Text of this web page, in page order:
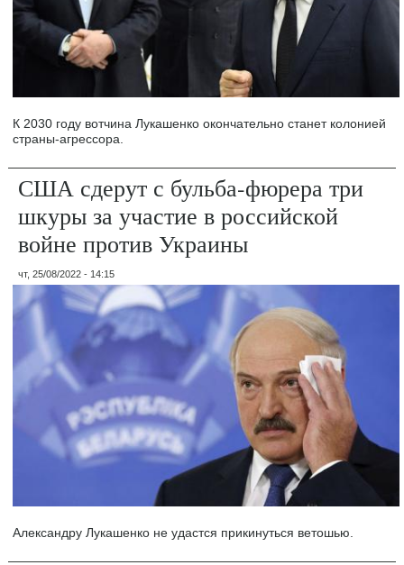
К 2030 году вотчина Лукашенко окончательно станет колонией
страны-агрессора.
США сдерут с бульба-фюрера три
шкуры за участие в российской
войне против Украины
чт, 25/08/2022 - 14:15
Александру Лукашенко не удастся прикинуться ветошью.